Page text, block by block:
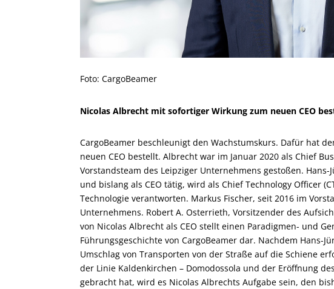
Foto: CargoBeamer
Nicolas Albrecht mit sofortiger Wirkung zum neuen CEO
CargoBeamer beschleunigt den Wachstumskurs. Dafür hat
neuen CEO bestellt. Albrecht war im Januar 2020 als Chief
Vorstandsteam des Leipziger Unternehmens gestoßen.
und bislang als CEO tätig, wird als Chief Technology Officer
Technologie verantworten. Markus Fischer, seit 2016 im
Unternehmens. Robert A. Osterrieth, Vorsitzender des
von Nicolas Albrecht als CEO stellt einen Paradigmen- und
Führungsgeschichte von CargoBeamer dar. Nachdem Hans-
Umschlag von Transporten von der Straße auf die Schiene
der Linie Kaldenkirchen – Domodossola und der Eröffnung
gebracht hat, wird es Nicolas Albrechts Aufgabe sein, den